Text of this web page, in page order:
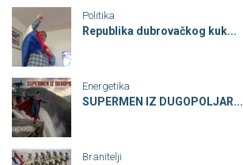
Politika
Republika dubrovačkog kuk...
Energetika
SUPERMEN IZ DUGOPOLJAR...
Branitelji